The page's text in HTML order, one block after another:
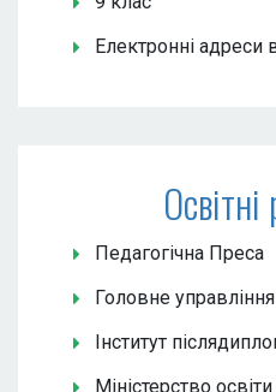
Електронні адреси
Педагогічна Преса
Головне
Інститут
Міністерство